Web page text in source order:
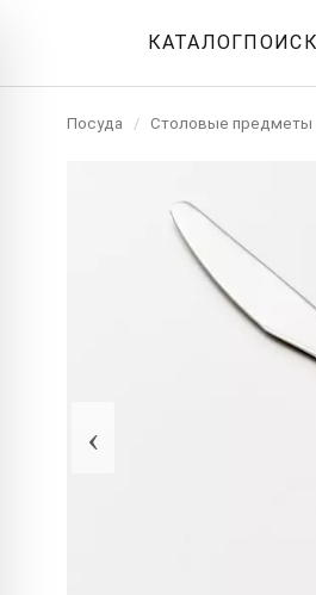
КАТАЛОГПОИСК
Посуда / Столовые предметы
‹